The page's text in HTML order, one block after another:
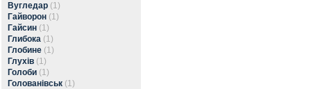
Вугледар (1)
Гайворон (1)
Гайсин (1)
Глибока (1)
Глобине (1)
Глухів (1)
Голоби (1)
Голованівськ (1)